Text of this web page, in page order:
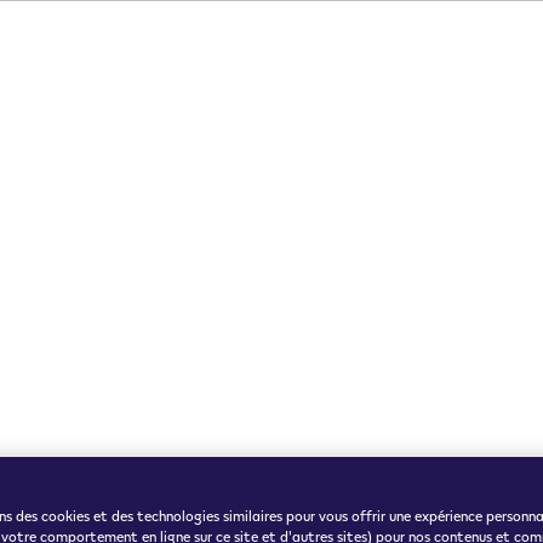
des cookies et des technologies similaires pour vous offrir une expérience
comportement en ligne sur ce site et d'autres sites) pour nos contenus et